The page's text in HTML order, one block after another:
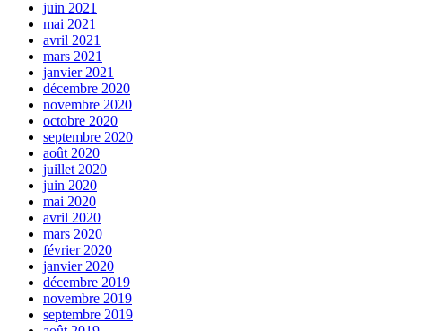
juin 2021
mai 2021
avril 2021
mars 2021
janvier 2021
décembre 2020
novembre 2020
octobre 2020
septembre 2020
août 2020
juillet 2020
juin 2020
mai 2020
avril 2020
mars 2020
février 2020
janvier 2020
décembre 2019
novembre 2019
septembre 2019